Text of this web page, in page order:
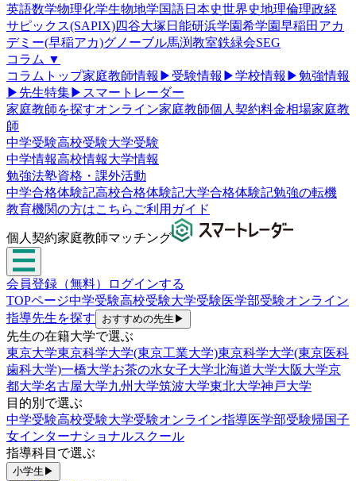
英語数学物理化学生物地学国語日本史世界史地理倫理政経
サピックス(SAPIX)四谷大塚 日能研浜学園希学園早稲田アカ
デミー(早稲アカ)グノーブル馬渕教室鉄緑会SEG
コラム ▼
コラムトップ家庭教師情報 ▶ 受験情報 ▶学校情報 ▶勉強情報
▶ 先生特集▶ スマートレーダー
家庭教師を探すオンライン家庭教師個人契約料金相場家庭教
師
中学受験高校受験大学受験
中学情報高校情報大学情報
勉強法塾資格・課外活動
中学合格体験記高校合格体験記大学合格体験記勉強の転機
教育機関の方はこちら ご利用ガイド
個人契約家庭教師マッチング
会員登録（無料）
ログインする
TOPページ中学受験高校受験大学受験医学部受験オンライン
指導先生を探す おすすめの先生 ▶
先生の在籍大学で選ぶ
東京大学東京科学大学(東京工業大学)東京科学大学(東京医科
歯科大学)一橋大学お茶の水女子大学北海道大学大阪大学京
都大学名古屋大学九州大学筑波大学東北大学神戸大学
目的別で選ぶ
中学受験高校受験大学受験オンライン指導医学部受験帰国子
女インターナショナルスクール
指導科目で選ぶ
小学生 ▶